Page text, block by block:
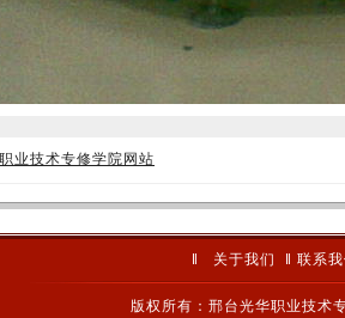
业技术专修学院网站
关于我们 联系
版权所有：邢台光华职业技术